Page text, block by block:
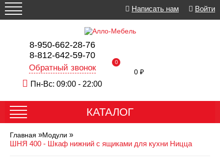
Написать нам Войти
8-950-662-28-76
8-812-642-59-70
Обратный звонок
Пн-Вс: 09:00 - 22:00
0
0 ₽
КАТАЛОГ
Главная »Модули »
ШНЯ 400 - Шкаф нижний с ящиками для кухни Ницца